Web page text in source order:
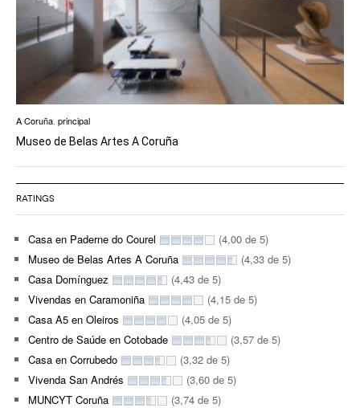
A Coruña principal
Museo de Belas Artes A Coruña
RATINGS
Casa en Paderne do Courel
(4,00 de 5)
Museo de Belas Artes A Coruña
(4,33 de 5)
Casa Domínguez
(4,43 de 5)
Vivendas en Caramoniña
(4,15 de 5)
Casa A5 en Oleiros
(4,05 de 5)
Centro de Saúde en Cotobade
(3,57 de 5)
Casa en Corrubedo
(3,32 de 5)
Vivenda San Andrés
(3,60 de 5)
MUNCYT Coruña
(3,74 de 5)